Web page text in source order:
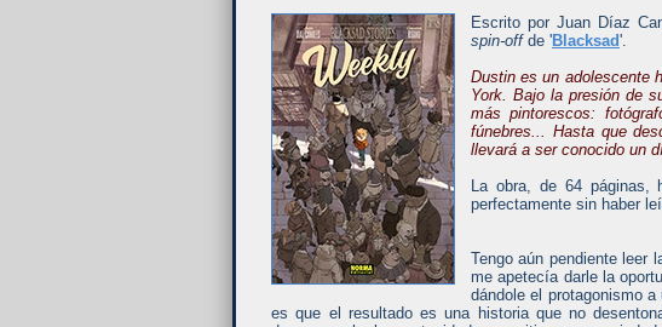
Escrito por Juan Díaz
spin-offde 'Blacksad'.
Dustin es un adolescente
York. Bajo la presión de
más pintorescos:
fúnebres... Hasta que
llevará a ser conocido un
La obra, de 64 páginas,
perfectamente sin haber
Tengo aún pendiente leer
me apetecía darle la
dándole el protagonismo
es que el resultado es una historia que no